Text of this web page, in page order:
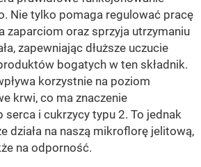
Nie tylko pomaga regulować pracę
zaparciom oraz sprzyja utrzymaniu
zapewniając dłuższe uczucie
bogatych w ten składnik.
korzystnie na poziom
krwi, co ma znaczenie
i cukrzycy typu 2. To jednak
działa na naszą mikroflorę jelitową,
na odporność.